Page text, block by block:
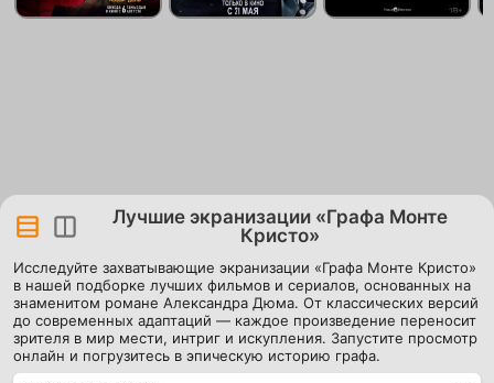
Лучшие экранизации «Графа Монте
Кристо»
Исследуйте захватывающие экранизации «Графа Монте Кристо»
в нашей подборке лучших фильмов и сериалов, основанных на
знаменитом романе Александра Дюма. От классических версий
до современных адаптаций — каждое произведение переносит
зрителя в мир мести, интриг и искупления. Запустите просмотр
онлайн и погрузитесь в эпическую историю графа.